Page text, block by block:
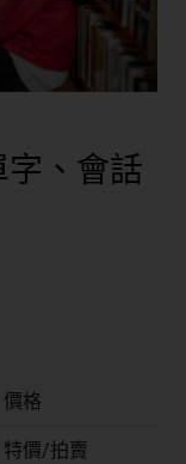
、會話
價格
特價/拍賣